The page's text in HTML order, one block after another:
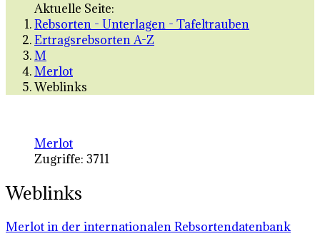
Aktuelle Seite:
Rebsorten - Unterlagen - Tafeltrauben
Ertragsrebsorten A-Z
M
Merlot
Weblinks
Merlot
Zugriffe: 3711
Weblinks
Merlot in der internationalen Rebsortendatenbank